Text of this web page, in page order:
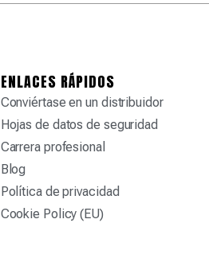
ENLACES RÁPIDOS
Conviértase en un distribuidor
Hojas de datos de seguridad
Carrera profesional
Blog
Política de privacidad
Cookie Policy (EU)